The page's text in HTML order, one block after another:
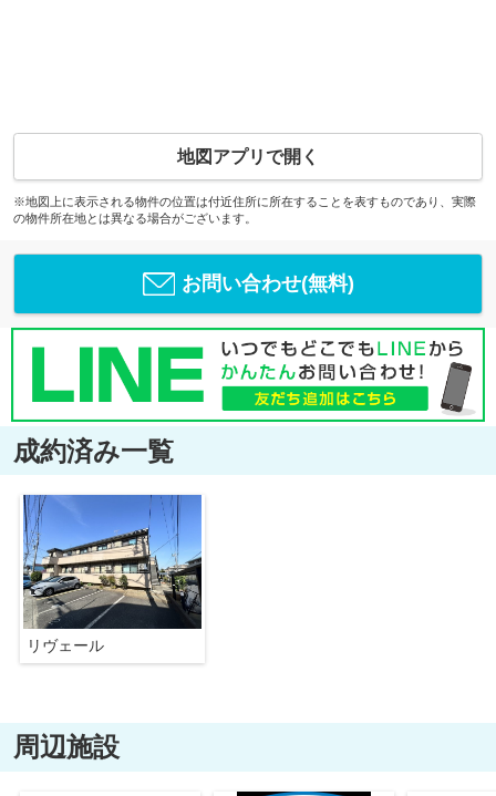
地図アプリで開く
※地図上に表示される物件の位置は付近住所に所在することを表すものであり、実際
の物件所在地とは異なる場合がございます。
お問い合わせ(無料)
成約済み一覧
リヴェール
周辺施設